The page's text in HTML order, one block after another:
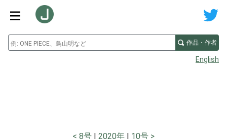
作品・作者
English
8号 2020年 10号